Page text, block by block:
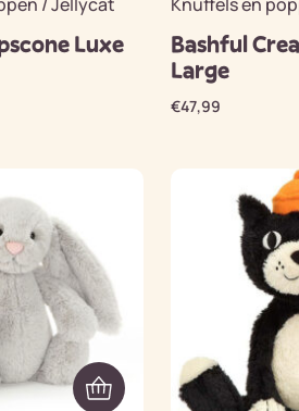
Luxe
Bashful
Large
€47,99